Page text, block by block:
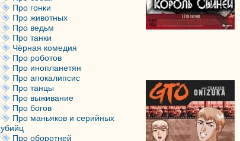
Про гонки
Про животных
Про ведьм
Про танки
Чёрная комедия
Про роботов
Про инопланетян
Про апокалипсис
Про танцы
Про выживание
Про богов
Про маньяков и серийных
убийц
Про оборотней